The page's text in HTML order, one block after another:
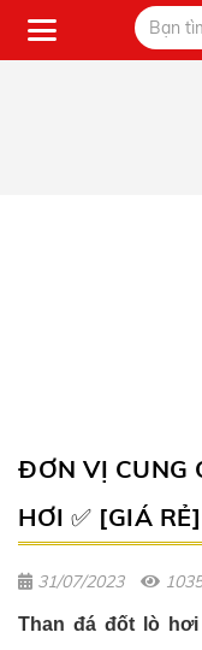
ĐƠN VỊ CUNG
HƠI ✅ [GIÁ
31/07/2023 1035
Than đá đốt lò hơi